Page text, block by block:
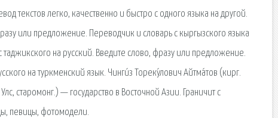
текстов легко, качественно и быстро с одного языка на другой.
или предложение. Переводчик и словарь с кыргызского языка
таджикского на русский. Введите слово, фразу или предложение.
на туркменский язык. Чинги́з Тореку́лович Айтма́тов (кирг.
старомонг.) — государство в Восточной Азии. Граничит с
певицы, фотомодели.